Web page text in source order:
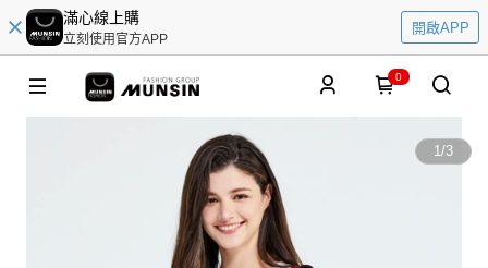
滿心線上購
立刻使用官方APP
開啟APP
0
1/3